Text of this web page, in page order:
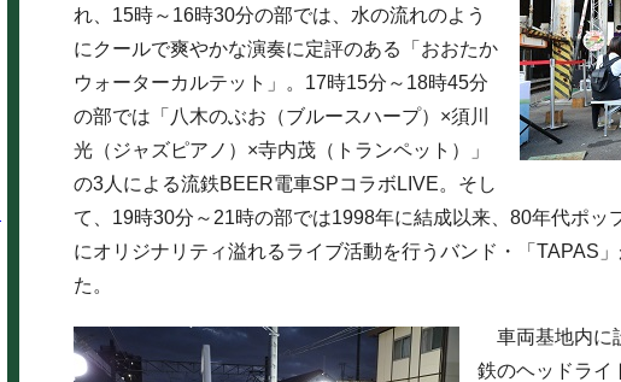
れ、15時～16時30分の部では、水の流れのよう
にクールで爽やかな演奏に定評のある「おおたか
ウォーターカルテット」。17時15分～18時45分
の部では「八木のぶお（ブルースハープ）×須川
光（ジャズピアノ）×寺内茂（トランペット）」
の3人による流鉄BEER電車SPコラボLIVE。そし
て、19時30分～21時の部では1998年に結成以来、80年代ポッ
にオリジナリティ溢れるライブ活動を行うバンド・「TAPAS
た。
車両基地内に
鉄のヘッドライ